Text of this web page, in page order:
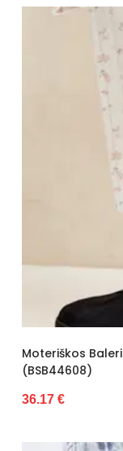
Moteriškos
(BSB44608)
36.17 €